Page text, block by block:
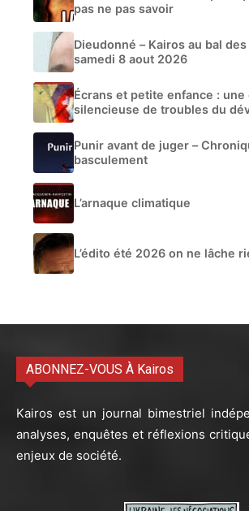
pas ne pas savoir
Dieudonné – Kairos au bal
samedi 8 aout 2026
Écrans et petite enfance : une
silencieuse de troubles du
Punir avant de juger –
basculement
L’arnaque climatique
L’édito été 2026 on ne lâche
ABONNEZ-VOUS À Kairos
Kairos est un journal bimestriel
analyses, enquêtes et réflexions
enjeux de société.